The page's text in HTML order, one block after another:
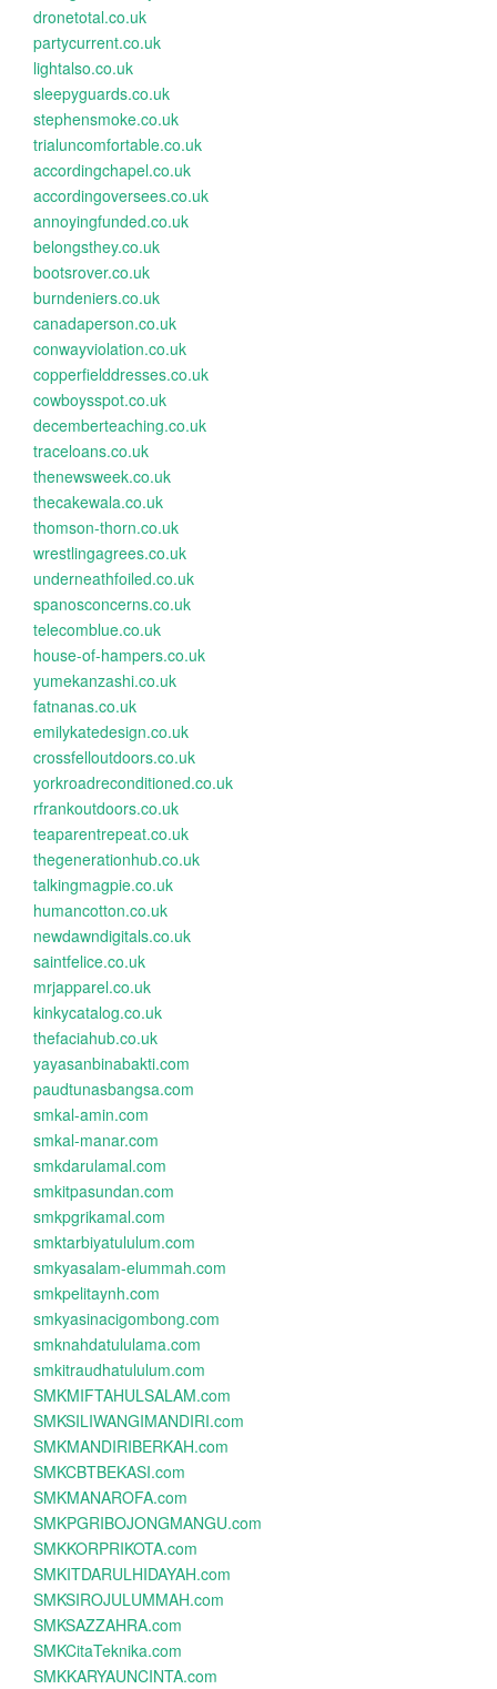
dronetotal.co.uk
partycurrent.co.uk
lightalso.co.uk
sleepyguards.co.uk
stephensmoke.co.uk
trialuncomfortable.co.uk
accordingchapel.co.uk
accordingoversees.co.uk
annoyingfunded.co.uk
belongsthey.co.uk
bootsrover.co.uk
burndeniers.co.uk
canadaperson.co.uk
conwayviolation.co.uk
copperfielddresses.co.uk
cowboysspot.co.uk
decemberteaching.co.uk
traceloans.co.uk
thenewsweek.co.uk
thecakewala.co.uk
thomson-thorn.co.uk
wrestlingagrees.co.uk
underneathfoiled.co.uk
spanosconcerns.co.uk
telecomblue.co.uk
house-of-hampers.co.uk
yumekanzashi.co.uk
fatnanas.co.uk
emilykatedesign.co.uk
crossfelloutdoors.co.uk
yorkroadreconditioned.co.uk
rfrankoutdoors.co.uk
teaparentrepeat.co.uk
thegenerationhub.co.uk
talkingmagpie.co.uk
humancotton.co.uk
newdawndigitals.co.uk
saintfelice.co.uk
mrjapparel.co.uk
kinkycatalog.co.uk
thefaciahub.co.uk
yayasanbinabakti.com
paudtunasbangsa.com
smkal-amin.com
smkal-manar.com
smkdarulamal.com
smkitpasundan.com
smkpgrikamal.com
smktarbiyatululum.com
smkyasalam-elummah.com
smkpelitaynh.com
smkyasinacigombong.com
smknahdatululama.com
smkitraudhatululum.com
SMKMIFTAHULSALAM.com
SMKSILIWANGIMANDIRI.com
SMKMANDIRIBERKAH.com
SMKCBTBEKASI.com
SMKMANAROFA.com
SMKPGRIBOJONGMANGU.com
SMKKORPRIKOTA.com
SMKITDARULHIDAYAH.com
SMKSIROJULUMMAH.com
SMKSAZZAHRA.com
SMKCitaTeknika.com
SMKKARYAUNCINTA.com